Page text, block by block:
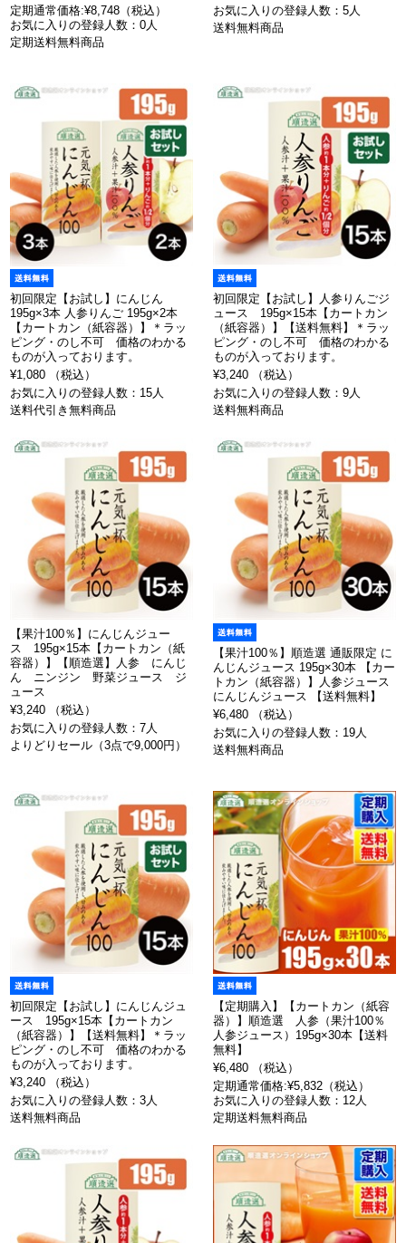
定期通常価格:¥8,748（税込）
お気に入りの登録人数：0人
定期送料無料商品
お気に入りの登録人数：5人
送料無料商品
初回限定【お試し】にんじん
195g×3本 人参りんご 195g×2本
【カートカン（紙容器）】＊ラッ
ピング・のし不可 価格のわかる
ものが入っております。
¥1,080 （税込）
お気に入りの登録人数：15人
送料代引き無料商品
初回限定【お試し】人参りんごジ
ュース 195g×15本【カートカン
（紙容器）】【送料無料】＊ラッ
ピング・のし不可 価格のわかる
ものが入っております。
¥3,240 （税込）
お気に入りの登録人数：9人
送料無料商品
【果汁100％】にんじんジュー
ス 195g×15本【カートカン（紙
容器）】【順造選】人参 にんじ
ん ニンジン 野菜ジュース ジ
ュース
¥3,240 （税込）
お気に入りの登録人数：7人
よりどりセール（3点で9,000円）
【果汁100％】順造選 通販限定 に
んじんジュース 195g×30本 【カー
トカン（紙容器）】人参ジュース
にんじんジュース 【送料無料】
¥6,480 （税込）
お気に入りの登録人数：19人
送料無料商品
初回限定【お試し】にんじんジュ
ース 195g×15本【カートカン
（紙容器）】【送料無料】＊ラッ
ピング・のし不可 価格のわかる
ものが入っております。
¥3,240 （税込）
お気に入りの登録人数：3人
送料無料商品
【定期購入】【カートカン（紙容
器）】順造選 人参（果汁100％
人参ジュース）195g×30本【送料
無料】
¥6,480 （税込）
定期通常価格:¥5,832（税込）
お気に入りの登録人数：12人
定期送料無料商品